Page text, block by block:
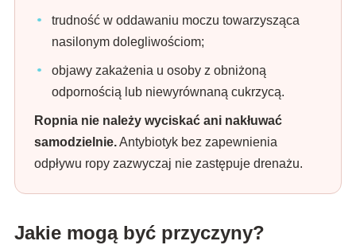
trudność w oddawaniu moczu towarzysząca
nasilonym dolegliwościom;
objawy zakażenia u osoby z obniżoną
odpornością lub niewyrównaną cukrzycą.
Ropnia nie należy wyciskać ani nakłuwać
samodzielnie.Antybiotyk bez zapewnienia
odpływu ropy zazwyczaj nie zastępuje drenażu.
Jakie mogą być przyczyny?